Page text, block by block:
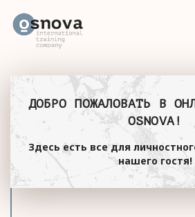
ДОБРО ПОЖАЛОВАТЬ В
OSNOVA!
Здесь есть все для
нашего гостя!